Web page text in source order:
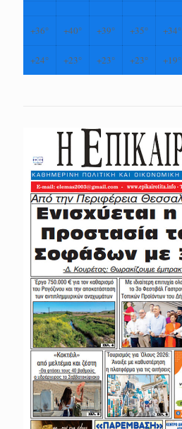
+36° +40° +39° +35° +34°
+24° +23° +23° +23° +19°